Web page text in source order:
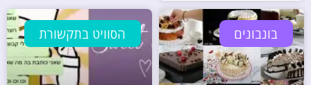
בונבונים הסוויט בתקשורת